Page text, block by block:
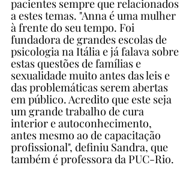
pacientes sempre que relacionados
a estes temas. "Anna é uma mulher
à frente do seu tempo. Foi
fundadora de grandes escolas de
psicologia na Itália e já falava sobre
estas questões de famílias e
sexualidade muito antes das leis e
das problemáticas serem abertas
em público. Acredito que este seja
um grande trabalho de cura
interior e autoconhecimento,
antes mesmo ao de capacitação
profissional", definiu Sandra, que
também é professora da PUC-Rio.